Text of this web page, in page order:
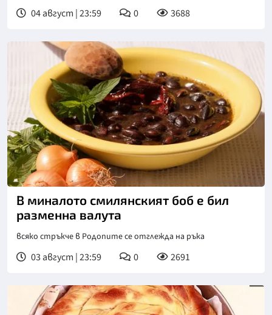
04 август | 23:59 0 3688
В миналото смилянският боб е бил
разменна валута
всяко стръкче в Родопите се отглежда на ръка
03 август | 23:59 0 2691